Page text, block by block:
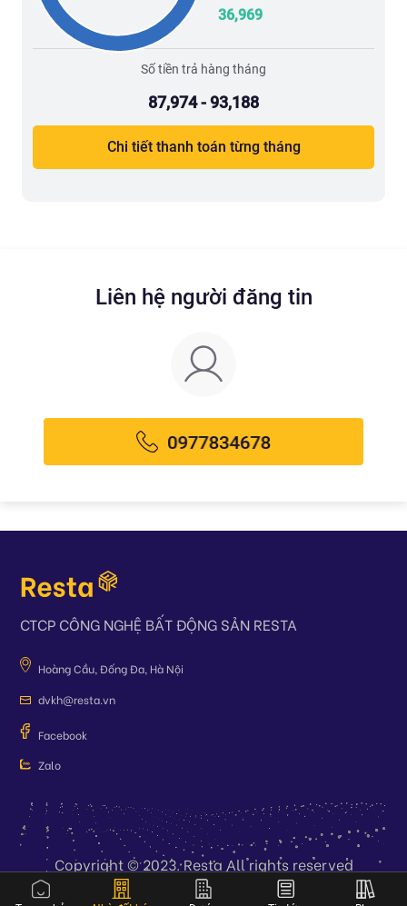
36,969
Số tiền trả hàng tháng
87,974 - 93,188
Chi tiết thanh toán từng tháng
Liên hệ người đăng tin
CTCP CÔNG NGHỆ BẤT ĐỘNG SẢN RESTA
Hoàng Cầu, Đống Đa, Hà Nội
dvkh@resta.vn
Facebook
Zalo
Copyright © 2023. Resta All rights reserved